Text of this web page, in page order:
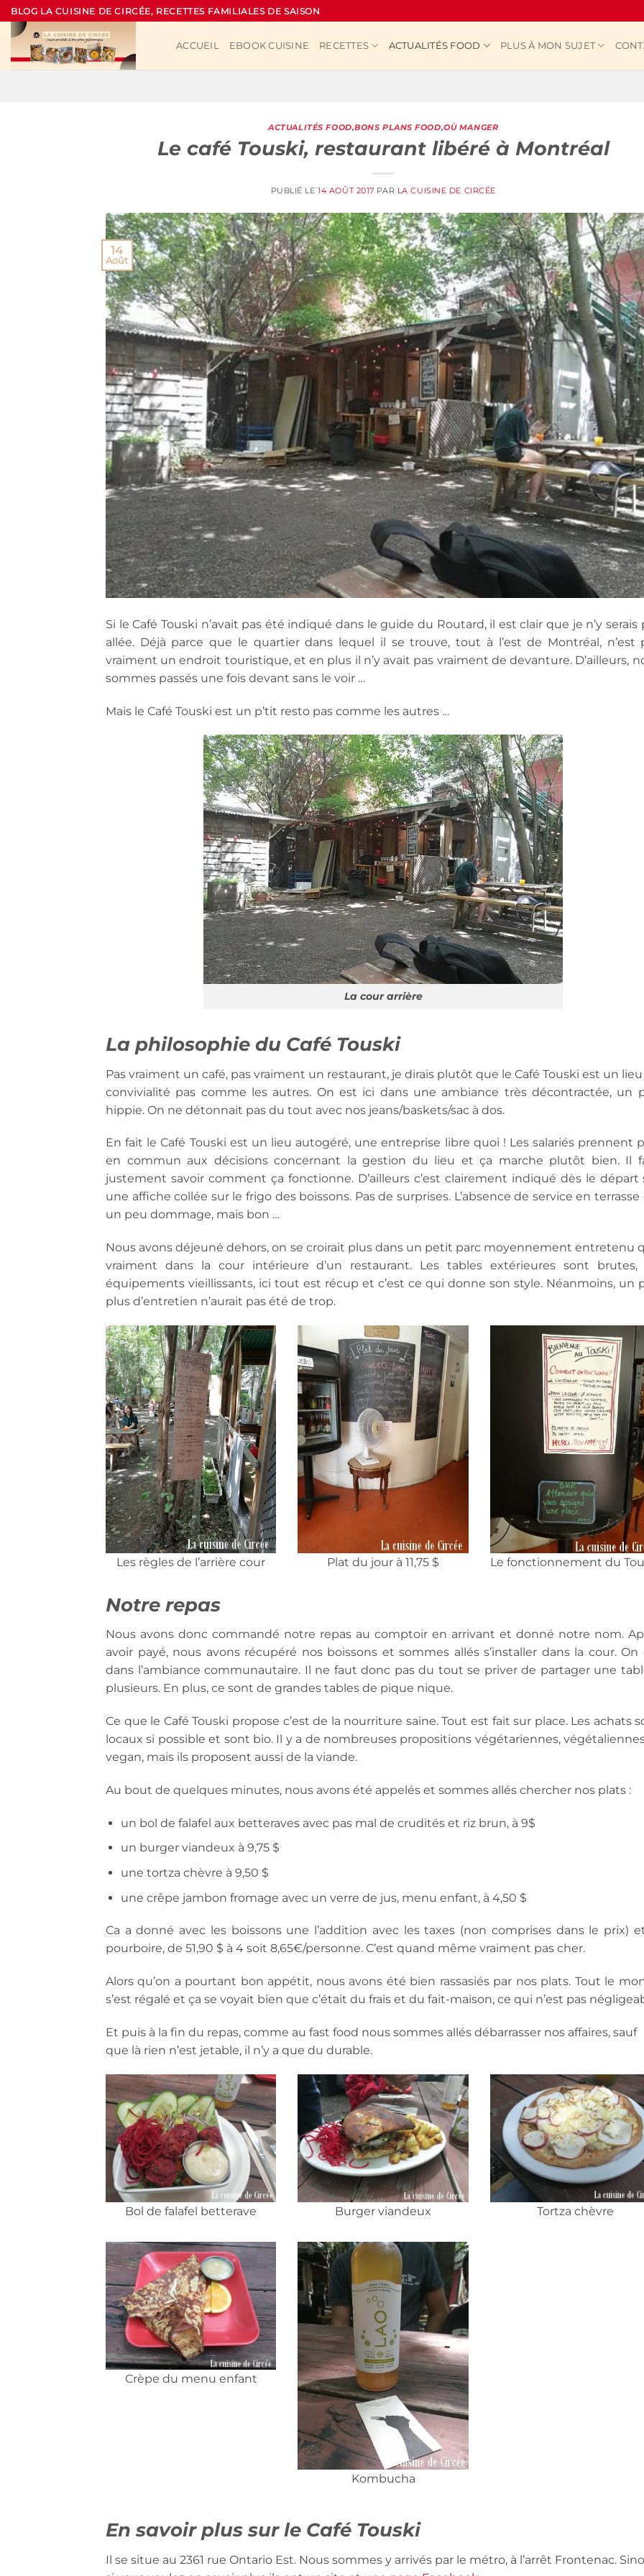
Passer
au
contenu
BLOG LA CUISINE DE CIRCÉE, RECETTES FAMILIALES DE SAISON
ACCUEIL EBOOK CUISINE RECETTES ACTUALITÉS FOOD PLUS À MON SUJET
ACTUALITÉS FOOD,BONS PLANS FOOD,OÙ MANGER
Le café Touski, restaurant libéré à Montréal
PUBLIÉ LE14 AOÛT 2017 PAR LA CUISINE DE CIRCÉE
14
Août
Si le Café Touski n’avait pas été indiqué dans le guide du Routard, il est clair que je n’y serais
allée. Déjà parce que le quartier dans lequel il se trouve, tout à l’est de Montréal, n’est
vraiment un endroit touristique, et en plus il n’y avait pas vraiment de devanture. D’ailleurs,
sommes passés une fois devant sans le voir …
Mais le Café Touski est un p’tit resto pas comme les autres …
La cour arrière
La philosophie du Café Touski
Pas vraiment un café, pas vraiment un restaurant, je dirais plutôt que le Café Touski est un
convivialité pas comme les autres. On est ici dans une ambiance très décontractée, un
hippie. On ne détonnait pas du tout avec nos jeans/baskets/sac à dos.
En fait le Café Touski est un lieu autogéré, une entreprise libre quoi ! Les salariés prennent
en commun aux décisions concernant la gestion du lieu et ça marche plutôt bien. Il
justement savoir comment ça fonctionne. D’ailleurs c’est clairement indiqué dès le départ
une affiche collée sur le frigo des boissons. Pas de surprises. L’absence de service en terrasse
un peu dommage, mais bon …
Nous avons déjeuné dehors, on se croirait plus dans un petit parc moyennement entretenu
vraiment dans la cour intérieure d’un restaurant. Les tables extérieures sont brutes,
équipements vieillissants, ici tout est récup et c’est ce qui donne son style. Néanmoins, un
plus d’entretien n’aurait pas été de trop.
Les règles de l’arrière cour Plat du jour à 11,75 $ Le fonctionnement du
Notre repas
Nous avons donc commandé notre repas au comptoir en arrivant et donné notre nom.
avoir payé, nous avons récupéré nos boissons et sommes allés s’installer dans la cour. On
dans l’ambiance communautaire. Il ne faut donc pas du tout se priver de partager une
plusieurs. En plus, ce sont de grandes tables de pique nique.
Ce que le Café Touski propose c’est de la nourriture saine. Tout est fait sur place. Les achats
locaux si possible et sont bio. Il y a de nombreuses propositions végétariennes,
vegan, mais ils proposent aussi de la viande.
Au bout de quelques minutes, nous avons été appelés et sommes allés chercher nos plats :
un bol de falafel aux betteraves avec pas mal de crudités et riz brun, à 9$
un burger viandeux à 9,75 $
une tortza chèvre à 9,50 $
une crêpe jambon fromage avec un verre de jus, menu enfant, à 4,50 $
Ca a donné avec les boissons une l’addition avec les taxes (non comprises dans le prix)
pourboire, de 51,90 $ à 4 soit 8,65€/personne. C’est quand même vraiment pas cher.
Alors qu’on a pourtant bon appétit, nous avons été bien rassasiés par nos plats. Tout le
s’est régalé et ça se voyait bien que c’était du frais et du fait-maison, ce qui n’est pas
Et puis à la fin du repas, comme au fast food nous sommes allés débarrasser nos affaires, sauf
que là rien n’est jetable, il n’y a que du durable.
Bol de falafel betterave Burger viandeux Tortza chèvre
Crèpe du menu enfant
Kombucha
En savoir plus sur le Café Touski
Il se situe au 2361 rue Ontario Est. Nous sommes y arrivés par le métro, à l’arrêt Frontenac.